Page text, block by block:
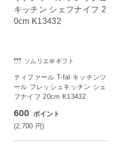
ソムリエ＠ギフト
ティファール T-fal キッチンツ
ール フレッシュキッチン シェ
フナイフ 20cm K13432
600 ポイント
(2,700 円)